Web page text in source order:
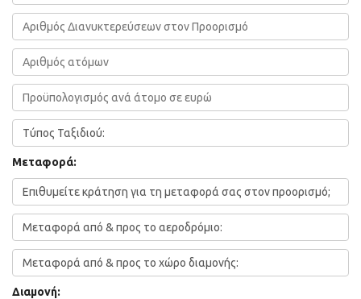
Μεταφορά:
Διαμονή: